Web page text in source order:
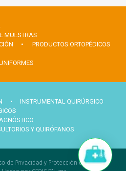
MUESTRAS
• PRODUCTOS ORTOPÉDICOS
• INSTRUMENTAL QUIRÚRGICO
Y QUIRÓFANOS
de Privacidad y Protección de datos